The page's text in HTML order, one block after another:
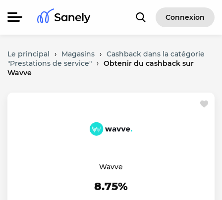
Connexion
Le principal › Magasins › Cashback dans la catégorie
"Prestations de service" › Obtenir du cashback sur
Wavve
Wavve
8.75%